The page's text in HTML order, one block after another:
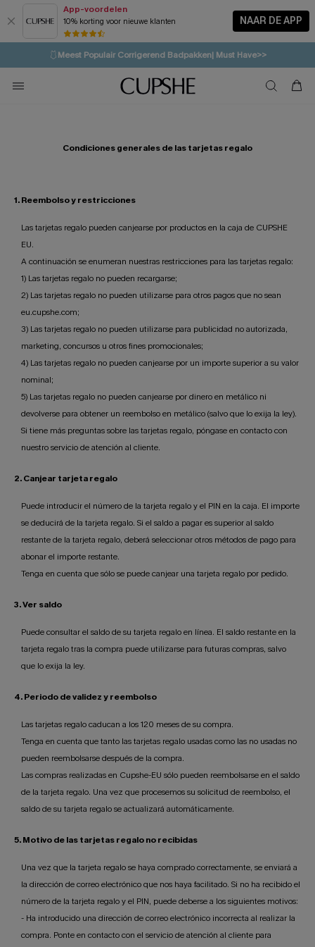
App-voordelen
10% korting voor nieuwe klanten NAAR DE APP
⚡️LAATSTE KANS | Tot 50% korting>>
🩱Meest Populair Corrigerend Badpakken| Must Have>>
💌Abonneer je & ontvang tot 15% korting>>
Koop 3, krijg 15% korting | CODE: SW15
Condiciones generales de las tarjetas regalo
1. Reembolso y restricciones
Las tarjetas regalo pueden canjearse por productos en la caja de CUPSHE
EU.
A continuación se enumeran nuestras restricciones para las tarjetas regalo:
1) Las tarjetas regalo no pueden recargarse;
2) Las tarjetas regalo no pueden utilizarse para otros pagos que no sean
eu.cupshe.com;
3) Las tarjetas regalo no pueden utilizarse para publicidad no autorizada,
marketing, concursos u otros fines promocionales;
4) Las tarjetas regalo no pueden canjearse por un importe superior a su valor
nominal;
5) Las tarjetas regalo no pueden canjearse por dinero en metálico ni
devolverse para obtener un reembolso en metálico (salvo que lo exija la ley).
Si tiene más preguntas sobre las tarjetas regalo, póngase en contacto con
nuestro servicio de atención al cliente.
2. Canjear tarjeta regalo
Puede introducir el número de la tarjeta regalo y el PIN en la caja. El importe
se deducirá de la tarjeta regalo. Si el saldo a pagar es superior al saldo
restante de la tarjeta regalo, deberá seleccionar otros métodos de pago para
abonar el importe restante.
Tenga en cuenta que sólo se puede canjear una tarjeta regalo por pedido.
3. Ver saldo
Puede consultar el saldo de su tarjeta regalo en línea. El saldo restante en la
tarjeta regalo tras la compra puede utilizarse para futuras compras, salvo
que lo exija la ley.
4. Periodo de validez y reembolso
Las tarjetas regalo caducan a los 120 meses de su compra.
Tenga en cuenta que tanto las tarjetas regalo usadas como las no usadas no
pueden reembolsarse después de la compra.
Las compras realizadas en Cupshe-EU sólo pueden reembolsarse en el saldo
de la tarjeta regalo. Una vez que procesemos su solicitud de reembolso, el
saldo de su tarjeta regalo se actualizará automáticamente.
5. Motivo de las tarjetas regalo no recibidas
Una vez que la tarjeta regalo se haya comprado correctamente, se enviará a
la dirección de correo electrónico que nos haya facilitado. Si no ha recibido el
número de la tarjeta regalo y el PIN, puede deberse a los siguientes motivos:
- Ha introducido una dirección de correo electrónico incorrecta al realizar la
compra. Ponte en contacto con el servicio de atención al cliente para